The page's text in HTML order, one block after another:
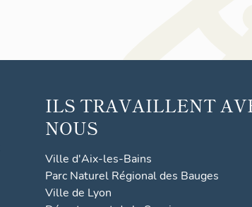
ILS TRAVAILLENT
NOUS
Ville d'Aix-les-Bains
Parc Naturel Régional des Bauges
Ville de Lyon